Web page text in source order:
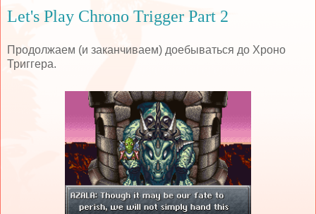
Let's Play Chrono Trigger Part 2
Продолжаем (и заканчиваем) доебываться до Хроно
Триггера.